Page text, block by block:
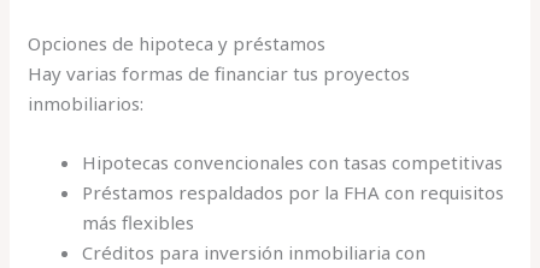
Opciones de hipoteca y préstamos
Hay varias formas de financiar tus proyectos
inmobiliarios:
Hipotecas convencionales con tasas competitivas
Préstamos respaldados por la FHA con requisitos
más flexibles
Créditos para inversión inmobiliaria con